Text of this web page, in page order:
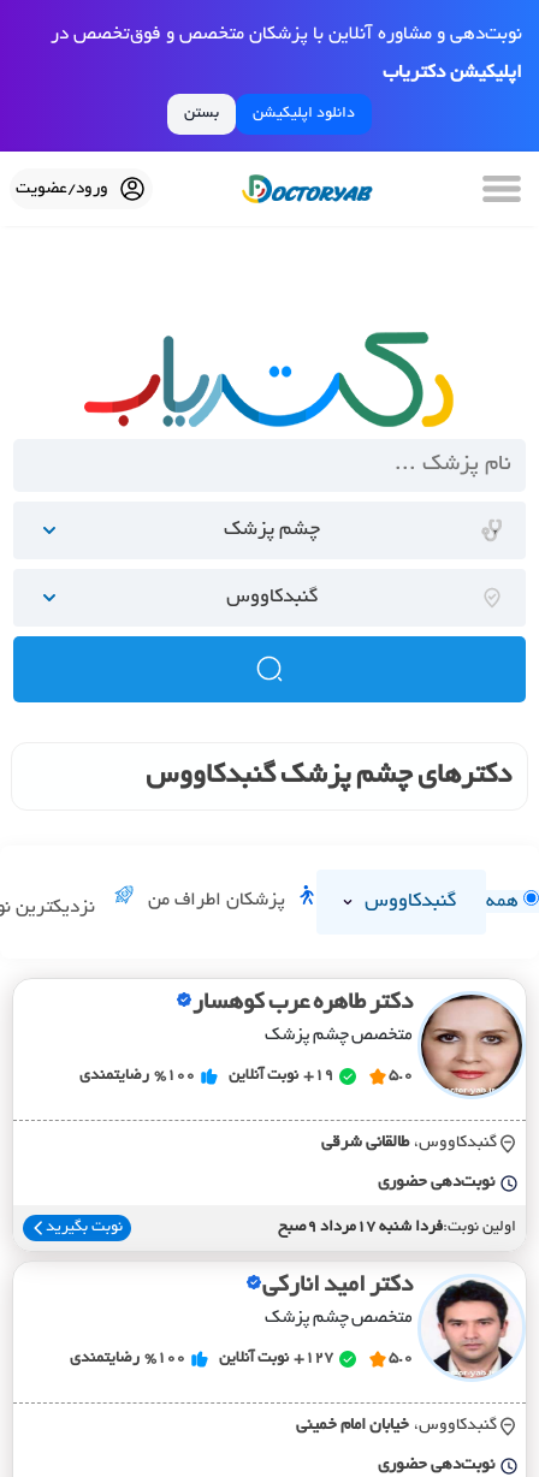
نوبت‌دهی و مشاوره آنلاین با پزشکان متخصص و فوق‌تخصص در
اپلیکیشن دکتریاب
دانلود اپلیکیشن بستن
ورود/عضویت
چشم پزشک
گنبدکاووس
دکترهای چشم پزشک گنبدکاووس
همه گنبدکاووس پزشکان اطراف من نزدیکترین
دکتر طاهره عرب کوهسار
متخصص چشم پزشک
5.0
19+ نوبت آنلاین %100 رضایتمندی
گنبدکاووس، طالقاني شرقي
نوبت‌دهی حضوری
اولین نوبت:فردا شنبه 17مرداد 9صبح نوبت بگیرید
دکتر امید انارکی
متخصص چشم پزشک
5.0
127+ نوبت آنلاین %100 رضایتمندی
گنبدکاووس، خيابان امام خميني
نوبت‌دهی حضوری